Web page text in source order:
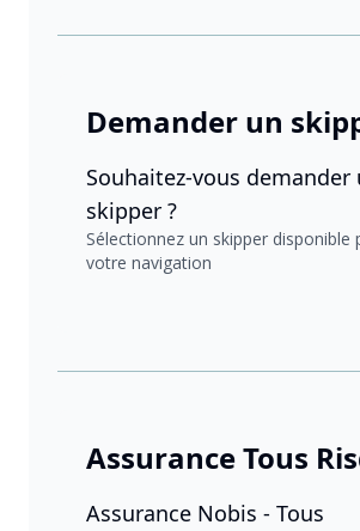
Demander un
Souhaitez-vous demander
skipper ?
Sélectionnez un skipper disponible
votre navigation
Assurance Tous
Assurance Nobis - Tous